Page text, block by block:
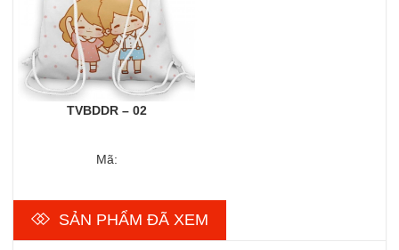
TVBDDR – 02
Mã:
SẢN PHẨM ĐÃ XEM